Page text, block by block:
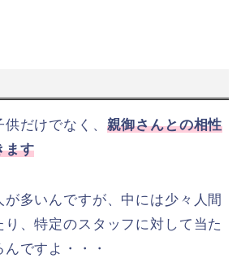
だけでなく、 親御さんとの相性
ます
多いんですが、中には少々人間
、特定のスタッフに対して当た
ですよ・・・